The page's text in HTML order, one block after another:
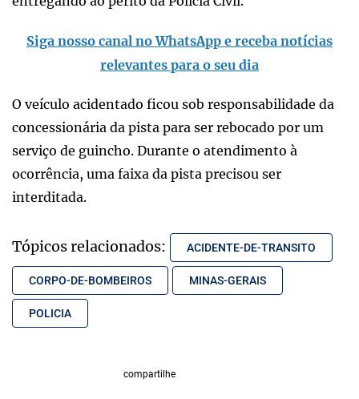
Siga nosso canal no WhatsApp e receba notícias
relevantes para o seu dia
O veículo acidentado ficou sob responsabilidade da
concessionária da pista para ser rebocado por um
serviço de guincho. Durante o atendimento à
ocorrência, uma faixa da pista precisou ser
interditada.
Tópicos relacionados: ACIDENTE-DE-TRANSITO
CORPO-DE-BOMBEIROS MINAS-GERAIS
POLICIA
compartilhe